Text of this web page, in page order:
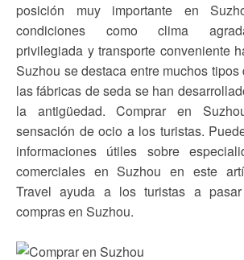
posición muy importante en
condiciones como clima
privilegiada y transporte conveniente
Suzhou se destaca entre muchos
las fábricas de seda se han
la antigüedad. Comprar en
sensación de ocio a los turistas.
informaciones útiles sobre
comerciales en Suzhou en este
Travel ayuda a los turistas a
compras en Suzhou.